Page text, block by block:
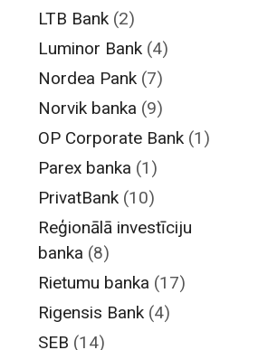
LTB Bank (2)
Luminor Bank (4)
Nordea Pank (7)
Norvik banka (9)
OP Corporate Bank (1)
Parex banka (1)
PrivatBank (10)
Reģionālā investīciju
banka (8)
Rietumu banka (17)
Rigensis Bank (4)
SEB (14)